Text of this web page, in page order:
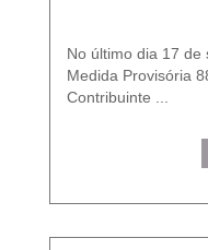
No último dia 17 de
Medida Provisória
Contribuinte ...